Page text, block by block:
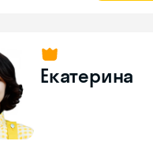
Екатерина